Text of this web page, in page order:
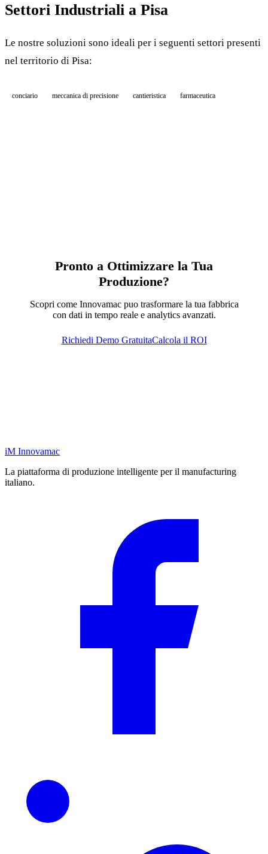
Settori Industriali a Pisa
Le nostre soluzioni sono ideali per i seguenti settori presenti
nel territorio di Pisa:
conciario meccanica di precisione cantieristica farmaceutica
Pronto a Ottimizzare la Tua
Produzione?
Scopri come Innovamac puo trasformare la tua fabbrica
con dati in tempo reale e analytics avanzati.
Richiedi Demo GratuitaCalcola il ROI
iM Innovamac
La piattaforma di produzione intelligente per il manufacturing
italiano.